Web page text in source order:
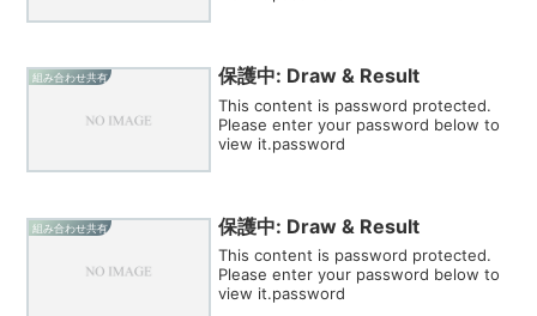
組み合わせ共有 保護中: Draw & Result
This content is password protected.
Please enter your password below to
view it.password
組み合わせ共有 保護中: Draw & Result
This content is password protected.
Please enter your password below to
view it.password